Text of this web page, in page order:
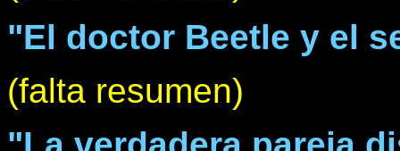
"El doctor Beetle y el
(falta resumen)